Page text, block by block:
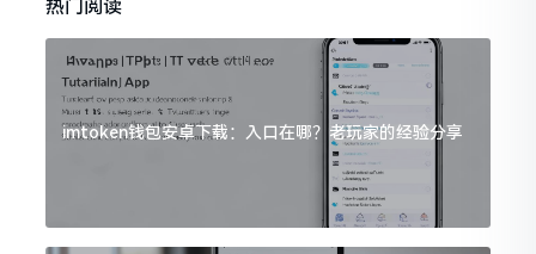
热门阅读
imtoken钱包安卓下载：入口在哪？老玩家的经验分享